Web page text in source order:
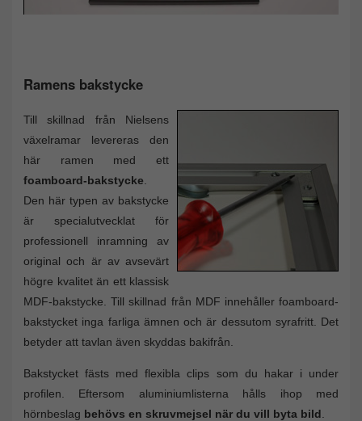
Ramens bakstycke
Till skillnad från Nielsens
växelramar levereras den
här ramen med ett
foamboard-bakstycke
Den här typen av bakstycke
är specialutvecklat för
professionell inramning av
original och är av avsevärt
högre kvalitet än ett klassisk
MDF-bakstycke. Till skillnad från MDF innehåller foamboard-
bakstycket inga farliga ämnen och är dessutom syrafritt. Det
betyder att tavlan även skyddas bakifrån.
Bakstycket fästs med flexibla clips som du hakar i under
profilen. Eftersom aluminiumlisterna hålls ihop med
hörnbeslag behövs en skruvmejsel när du vill byta bild